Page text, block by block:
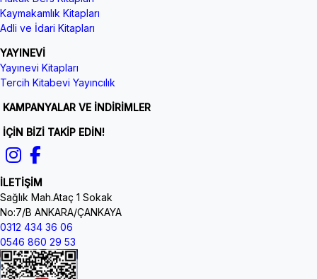
Kaymakamlık Kitapları
Adli ve İdari Kitapları
YAYINEVİ
Yayınevi Kitapları
Tercih Kitabevi Yayıncılık
KAMPANYALAR VE İNDİRİMLER
İÇİN BİZİ TAKİP EDİN!
İLETİŞİM
Sağlık Mah.Ataç 1 Sokak
No:7/B ANKARA/ÇANKAYA
0312 434 36 06
0546 860 29 53